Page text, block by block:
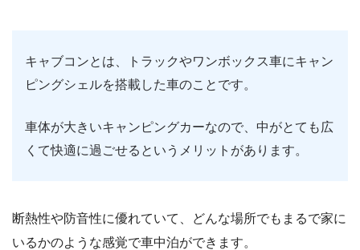
キャブコンとは、トラックやワンボックス車にキャン
ピングシェルを搭載した車のことです。
車体が大きいキャンピングカーなので、中がとても広
くて快適に過ごせるというメリットがあります。
断熱性や防音性に優れていて、どんな場所でもまるで家に
いるかのような感覚で車中泊ができます。